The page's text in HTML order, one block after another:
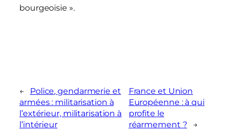
bourgeoisie ».
←
Police, gendarmerie et
armées : militarisation à
l’extérieur, militarisation à
l’intérieur
France et Union
Européenne : à qui
profite le
réarmement ?
→